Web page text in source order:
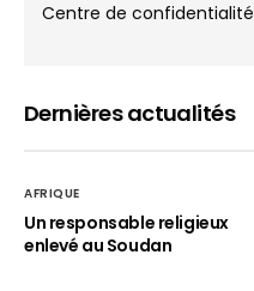
Centre de confidentialité
Dernières actualités
AFRIQUE
Un responsable religieux
enlevé au Soudan